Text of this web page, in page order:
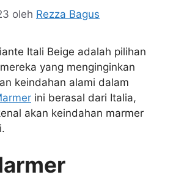
oleh Rezza Bagus
Itali Beige adalah pilihan
yang menginginkan
keindahan alami dalam
ini berasal dari Italia,
akan keindahan marmer